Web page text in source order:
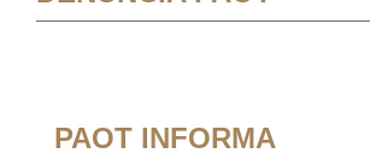
PAOT INFORMA